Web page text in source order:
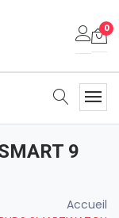
0
0.000DT
Commander 9
Accueil